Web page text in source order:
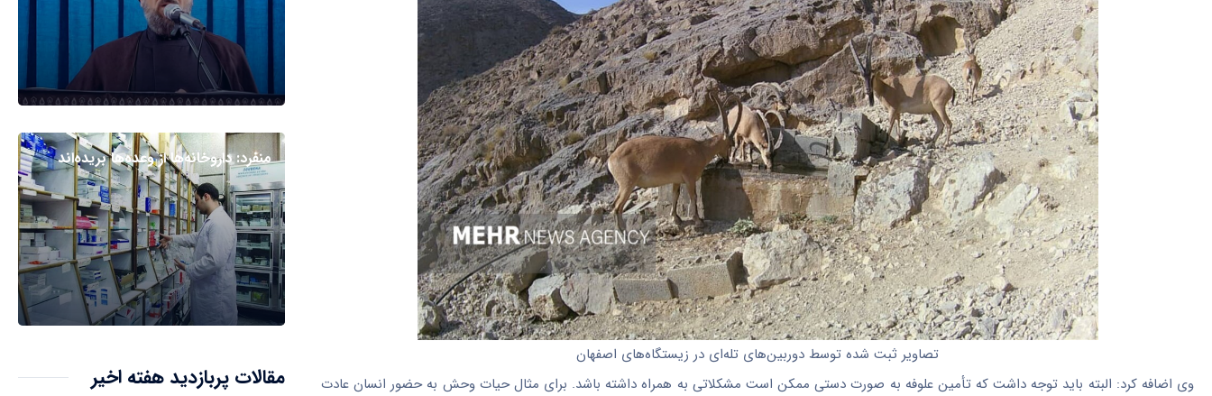
تصاویر ثبت شده توسط دوربین‌های تله‌ای در زیستگاه‌های اصفهان
وی اضافه کرد: البته باید توجه داشت که تأمین علوفه به صورت دستی ممکن است مشکلاتی به همراه داشته باشد. برای مثال حیات وحش به حضور انسان عادت
منفرد: داروخانه‌ها از وعده‌ها بریده‌اند
مقالات پربازدید هفته اخیر